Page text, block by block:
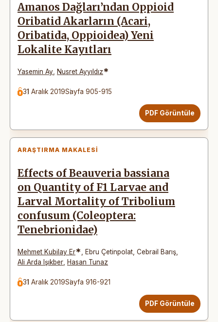
Amanos Dağları’ndan Oppioid
Oribatid Akarların (Acari,
Oribatida, Oppioidea) Yeni
Lokalite Kayıtları
Yasemin Ay Nusret Ayyıldız*
31 Aralık 2019Sayfa 905-915
PDF Görüntüle
ARAŞTIRMA MAKALESI
Effects of Beauveria bassiana
on Quantity of F1 Larvae and
Larval Mortality of Tribolium
confusum (Coleoptera:
Tenebrionidae)
Mehmet Kubilay Er* Ebru Çetinpolat Cebrail Barış
Ali Arda Işıkber
Hasan Tunaz
31 Aralık 2019Sayfa 916-921
PDF Görüntüle